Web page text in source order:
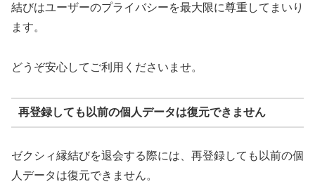
結びはユーザーのプライバシーを最大限に尊重してまいり
ます。
どうぞ安心してご利用くださいませ。
再登録しても以前の個人データは復元できません
ゼクシィ縁結びを退会する際には、再登録しても以前の個
人データは復元できません。